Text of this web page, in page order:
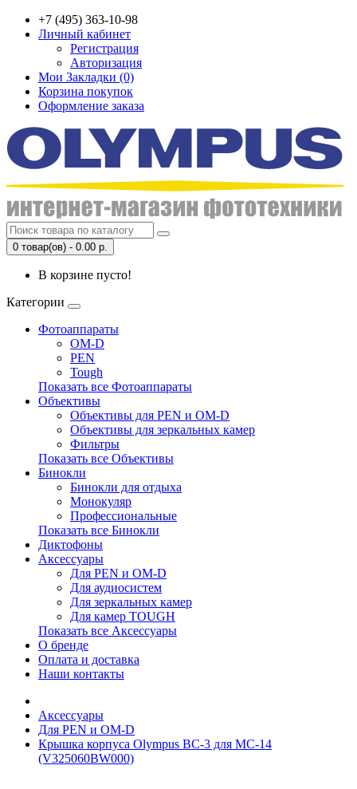
+7 (495) 363-10-98
Личный кабинет
Регистрация
Авторизация
Мои Закладки (0)
Корзина покупок
Оформление заказа
0 товар(ов) - 0.00 р.
В корзине пусто!
Категории
Фотоаппараты
OM-D
PEN
Tough
Показать все Фотоаппараты
Объективы
Объективы для PEN и OM-D
Объективы для зеркальных камер
Фильтры
Показать все Объективы
Бинокли
Бинокли для отдыха
Монокуляр
Профессиональные
Показать все Бинокли
Диктофоны
Аксессуары
Для PEN и OM-D
Для аудиосистем
Для зеркальных камер
Для камер TOUGH
Показать все Аксессуары
О бренде
Оплата и доставка
Наши контакты
Аксессуары
Для PEN и OM-D
Крышка корпуса Olympus BC-3 для MC-14
(V325060BW000)